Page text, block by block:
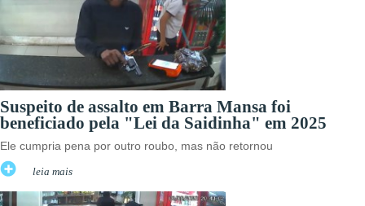
Suspeito de assalto em Barra Mansa foi
beneficiado pela "Lei da Saidinha" em 2025
Ele cumpria pena por outro roubo, mas não retornou
leia mais